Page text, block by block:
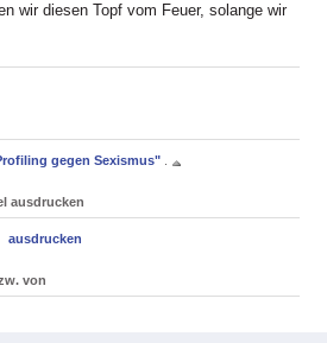
wir diesen Topf vom Feuer, solange wir
gegen Sexismus"
ausdrucken
ausdrucken
von